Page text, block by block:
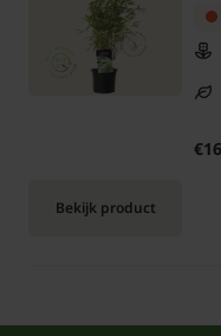
Bekijk product